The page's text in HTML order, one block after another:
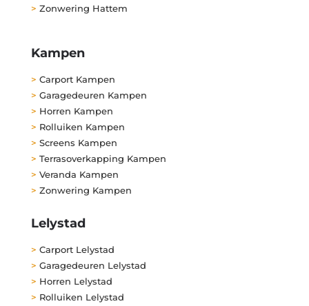
> Zonwering Hattem
Kampen
> Carport Kampen
> Garagedeuren Kampen
> Horren Kampen
> Rolluiken Kampen
> Screens Kampen
> Terrasoverkapping Kampen
> Veranda Kampen
> Zonwering Kampen
Lelystad
> Carport Lelystad
> Garagedeuren Lelystad
> Horren Lelystad
> Rolluiken Lelystad